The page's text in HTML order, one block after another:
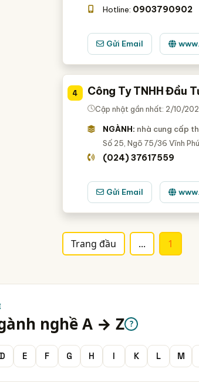
Hotline: 0903790902
Gửi Email
4 Công Ty TNHH Đầu
Cập nhật gần nhất: 2/10/
NGÀNH: nhà cung cấp
Số 25, Ngõ 75/36 Vĩnh
(024) 37617559
Gửi Email
Trang đầu ... 1
nghề A → Z ?
D E F G H I K L M